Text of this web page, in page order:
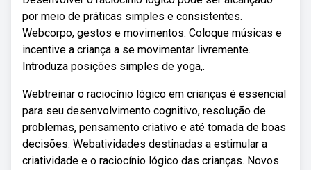
por meio de práticas simples e consistentes.
Webcorpo, gestos e movimentos. Coloque músicas e
incentive a criança a se movimentar livremente.
Introduza posições simples de yoga,.
Webtreinar o raciocínio lógico em crianças é essencial
para seu desenvolvimento cognitivo, resolução de
problemas, pensamento criativo e até tomada de boas
decisões. Webatividades destinadas a estimular a
criatividade e o raciocínio lógico das crianças. Novos